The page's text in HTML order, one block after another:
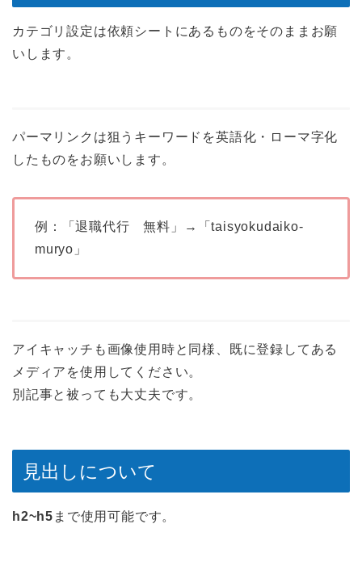
カテゴリ設定は依頼シートにあるものをそのままお願
いします。
パーマリンクは狙うキーワードを英語化・ローマ字化
したものをお願いします。
例：「退職代行 無料」→「taisyokudaiko-
muryo」
アイキャッチも画像使用時と同様、既に登録してある
メディアを使用してください。
別記事と被っても大丈夫です。
見出しについて
h2~h5 まで使用可能です。